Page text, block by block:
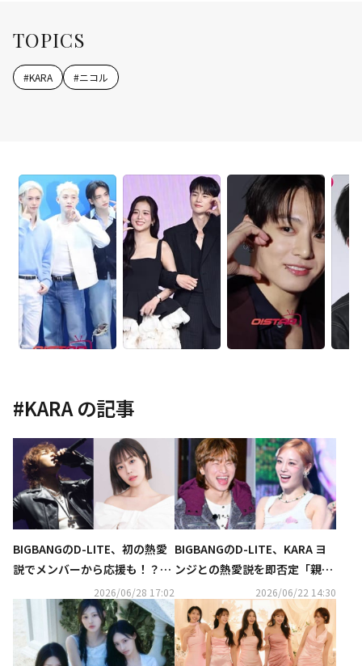
TOPICS
#KARA #ニコル
#KARAの記事
BIGBANGのD-LITE、初の熱愛
説でメンバーから応援も！？KA
RA ヨンジとの“密着写真”の真
相語る（動画あり）
2026/06/28 17:02
BIGBANGのD-LITE、KARA ヨ
ンジとの熱愛説を即否定「親し
2026/06/22 14:30